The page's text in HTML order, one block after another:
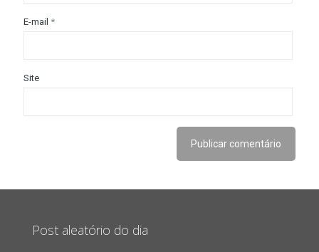
E-mail *
Site
Post aleatório do dia